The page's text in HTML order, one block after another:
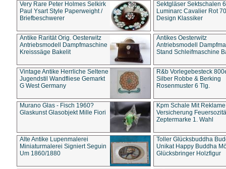
Very Rare Peter Holmes Selkirk
Paul Ysart Style Paperweight /
Briefbeschwerer
Sektgläser Sektschalen
Luminarc Cavalier Rot
Design Klassiker
Antike Rarität Orig. Oesterwitz
Antriebsmodell Dampfmaschine
Kreisssäge Bakelit
Antikes Oesterwitz
Antriebsmodell
Stand Schleifmaschine
Vintage Antike Herrliche Seltene
Jugendstil Wandfliese Gemarkt
G West Germany
R&b Vorlegebesteck
Silber Robbe & Berking
Rosenmuster 6 Tlg.
Murano Glas - Fisch 1960?
Glaskunst Glasobjekt Mille Fiori
Kpm Schale Mit Reklame
Versicherung
Zeptermarke 1. Wahl
Alte Antike Lupenmalerei
Miniaturmalerei Signiert Seguin
Um 1860/1880
Toller Glücksbuddha
Unikat Happy Buddha
Glücksbringer Holzfigur